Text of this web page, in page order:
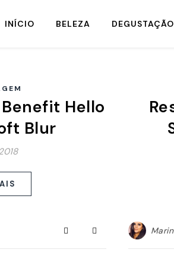
INÍCIO BELEZA DEGUSTAÇÃO
Hello
Blur